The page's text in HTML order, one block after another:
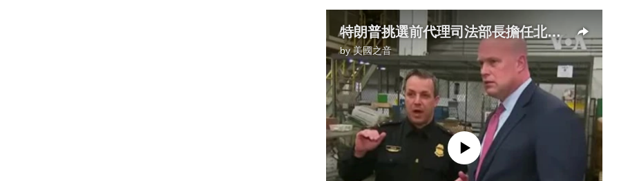
特朗普挑選前代理司法部長擔任北約大使
by美國之音
No media source currently available